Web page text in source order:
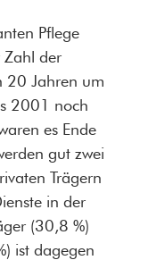
Pflege
Zahl der
20 Jahren um
2001 noch
es Ende
gut zwei
Trägern
in der
(30,8 %)
ist dagegen